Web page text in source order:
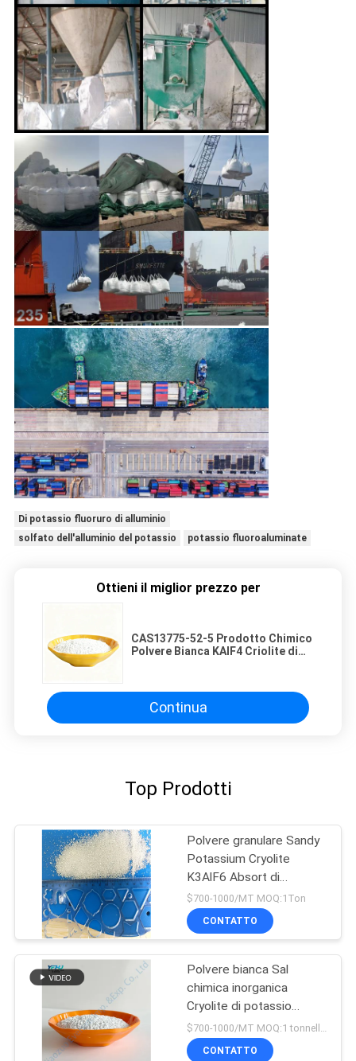
Di potassio fluoruro di alluminio
solfato dell'alluminio del potassio
potassio fluoroaluminate
Ottieni il miglior prezzo per
CAS13775-52-5 Prodotto Chimico
Polvere Bianca KAlF4 Criolite di
Chimiche
Continua
Top Prodotti
Polvere granulare Sandy
Potassium Cryolite
K3AlF6 Absort di
alluminio
$700-1000/MT MOQ:1Ton
CONTATTO
Polvere bianca Sal
chimica inorganica
Cryolite di potassio
K3AlF6
$700-1000/MT MOQ:1 tonnellata
CONTATTO